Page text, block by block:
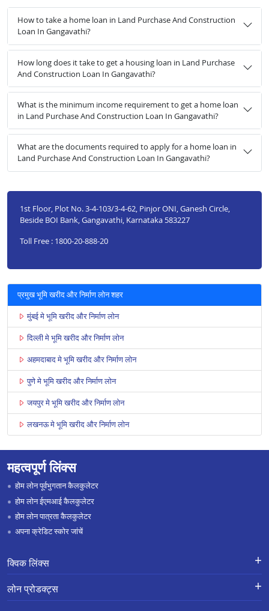
How to take a home loan in Land Purchase And Construction
Loan In Gangavathi?
How long does it take to get a housing loan in Land Purchase
And Construction Loan In Gangavathi?
What is the minimum income requirement to get a home loan
in Land Purchase And Construction Loan In Gangavathi?
What are the documents required to apply for a home loan in
Land Purchase And Construction Loan In Gangavathi?
1st Floor, Plot No. 3-4-103/3-4-62, Pinjor ONI, Ganesh Circle,
Beside BOI Bank, Gangavathi, Karnataka 583227
Toll Free : 1800-20-888-20
प्रमुख भूमि खरीद और निर्माण लोन शहर
मुंबई मे भूमि खरीद और निर्माण लोन
दिल्ली मे भूमि खरीद और निर्माण लोन
अहमदाबाद मे भूमि खरीद और निर्माण लोन
पुणे मे भूमि खरीद और निर्माण लोन
जयपुर मे भूमि खरीद और निर्माण लोन
लखनऊ मे भूमि खरीद और निर्माण लोन
महत्वपूर्ण लिंक्स
होम लोन पूर्वभुगतान कैलकुलेटर
होम लोन ईएमआई कैलकुलेटर
होम लोन पात्रता कैलकुलेटर
अपना क्रेडिट स्कोर जांचें
क्विक लिंक्स
लोन के लिए एप्लाई करें
लोन प्रोडक्ट्स
लोन प्रोडक्ट्स